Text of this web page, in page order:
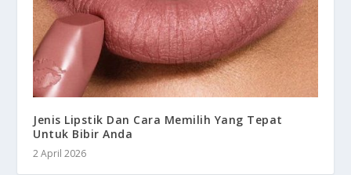
Jenis Lipstik Dan Cara Memilih Yang Tepat
Untuk Bibir Anda
2 April 2026